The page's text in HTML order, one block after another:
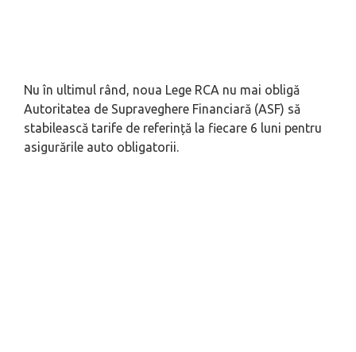
Nu în ultimul rând, noua Lege RCA nu mai obligă
Autoritatea de Supraveghere Financiară (ASF) să
stabilească tarife de referință la fiecare 6 luni pentru
asigurările auto obligatorii.